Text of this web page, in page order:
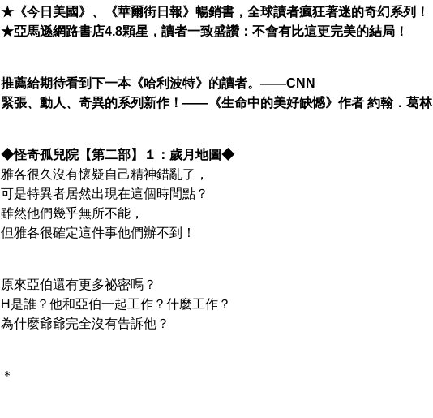
★《今日美國》 、《華爾街日報》暢銷書，全球讀者瘋狂著迷的奇幻系列！
★亞馬遜網路書店4.8顆星，讀者一致盛讚：不會有比這更完美的結局！
推薦給期待看到下一本《哈利波特》的讀者。 ――CNN
緊張、動人、奇異的系列新作！ ―― 《生命中的美好缺憾》作者 約翰．葛林
◆怪奇孤兒院【第二部】１：歲月地圖◆
雅各很久沒有懷疑自己精神錯亂了，
可是特異者居然出現在這個時間點？
雖然他們幾乎無所不能，
但雅各很確定這件事他們辦不到！
原來亞伯還有更多祕密嗎？
H 是誰？他和亞伯一起工作？什麼工作？
為什麼爺爺完全沒有告訴他？
＊